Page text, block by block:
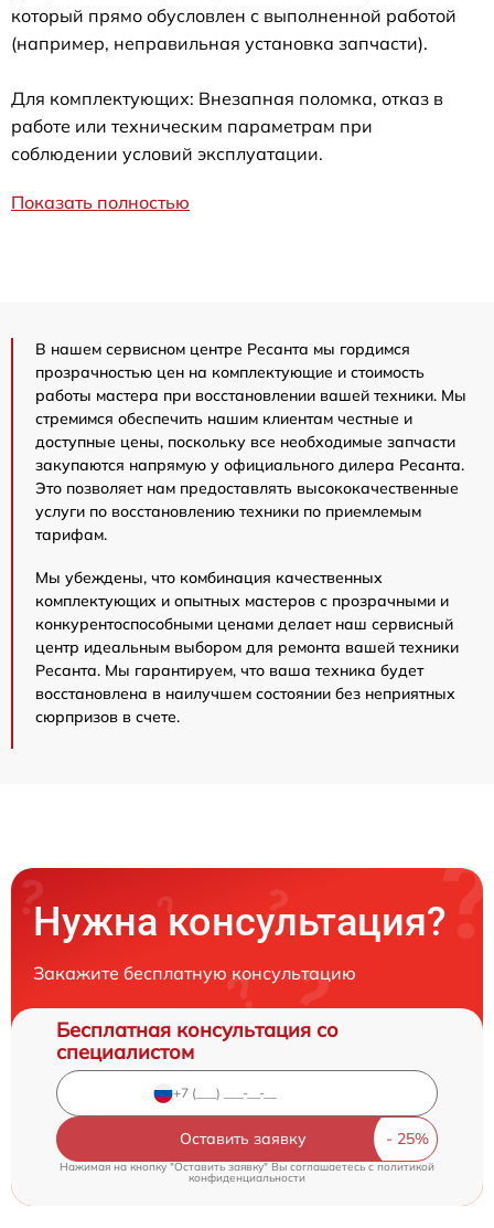
который прямо обусловлен с выполненной работой
(например, неправильная установка запчасти).
Для комплектующих: Внезапная поломка, отказ в
работе или техническим параметрам при
соблюдении условий эксплуатации.
Показать полностью
В нашем сервисном центре Ресанта мы гордимся
прозрачностью цен на комплектующие и стоимость
работы мастера при восстановлении вашей техники. Мы
стремимся обеспечить нашим клиентам честные и
доступные цены, поскольку все необходимые запчасти
закупаются напрямую у официального дилера Ресанта.
Это позволяет нам предоставлять высококачественные
услуги по восстановлению техники по приемлемым
тарифам.
Мы убеждены, что комбинация качественных
комплектующих и опытных мастеров с прозрачными и
конкурентоспособными ценами делает наш сервисный
центр идеальным выбором для ремонта вашей техники
Ресанта. Мы гарантируем, что ваша техника будет
восстановлена в наилучшем состоянии без неприятных
сюрпризов в счете.
Нужна консультация?
Закажите бесплатную консультацию
Бесплатная консультация со
специалистом
Оставить заявку
Нажимая на кнопку "Оставить заявку" Вы соглашаетесь cполитикой
конфиденциальности